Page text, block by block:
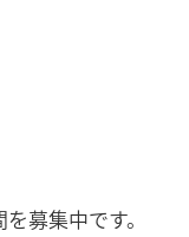
募集中です。